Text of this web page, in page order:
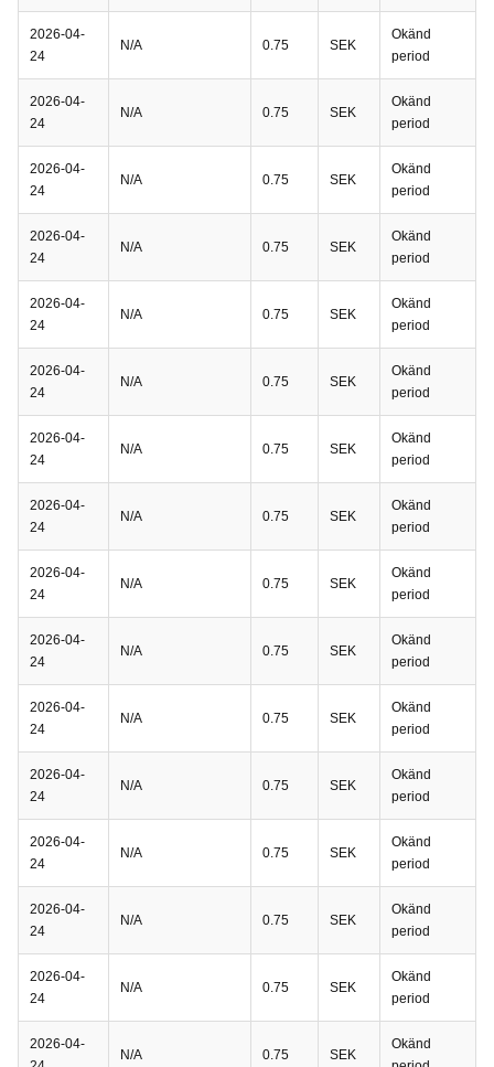
2026-04-
24
N/A 0.75 SEK
Okänd
period
2026-04-
24
N/A 0.75 SEK
Okänd
period
2026-04-
24
N/A 0.75 SEK
Okänd
period
2026-04-
24
N/A 0.75 SEK
Okänd
period
2026-04-
24
N/A 0.75 SEK
Okänd
period
2026-04-
24
N/A 0.75 SEK
Okänd
period
2026-04-
24
N/A 0.75 SEK
Okänd
period
2026-04-
24
N/A 0.75 SEK
Okänd
period
2026-04-
24
N/A 0.75 SEK
Okänd
period
2026-04-
24
N/A 0.75 SEK
Okänd
period
2026-04-
24
N/A 0.75 SEK
Okänd
period
2026-04-
24
N/A 0.75 SEK
Okänd
period
2026-04-
24
N/A 0.75 SEK
Okänd
period
2026-04-
24
N/A 0.75 SEK
Okänd
period
2026-04-
24
N/A 0.75 SEK
Okänd
period
2026-04-
N/A 0.75 SEK
Okänd